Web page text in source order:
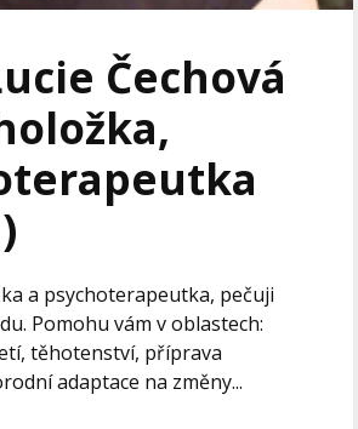
Čechová
a psychoterapeutka, pečuji
Pomohu vám v oblastech:
těhotenství, příprava
adaptace na změny...